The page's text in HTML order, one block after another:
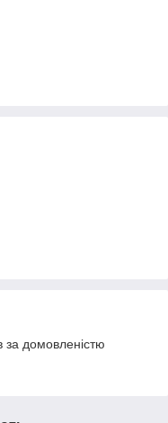
за домовленістю